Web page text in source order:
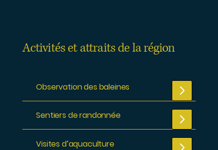
Activités et attraits de la région
Observation des baleines
Sentiers de randonnée
Visites d’aquaculture